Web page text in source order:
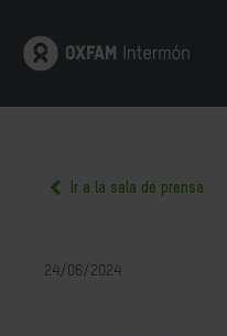
Ir a la sala de prensa
24/06/2024